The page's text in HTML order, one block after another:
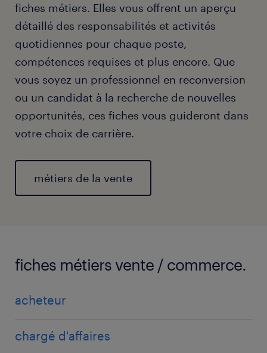
fiches métiers. Elles vous offrent un aperçu
détaillé des responsabilités et activités
quotidiennes pour chaque poste,
compétences requises et plus encore. Que
vous soyez un professionnel en reconversion
ou un candidat à la recherche de nouvelles
opportunités, ces fiches vous guideront dans
votre choix de carrière.
métiers de la vente
fiches métiers vente / commerce.
acheteur
chargé d'affaires